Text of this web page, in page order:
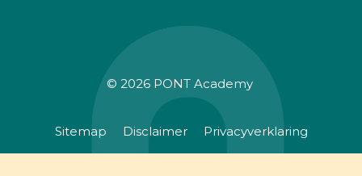
© 2026 PONT Academy
Sitemap Disclaimer Privacyverklaring